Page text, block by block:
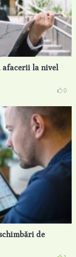
afacerii la nivel
0
de